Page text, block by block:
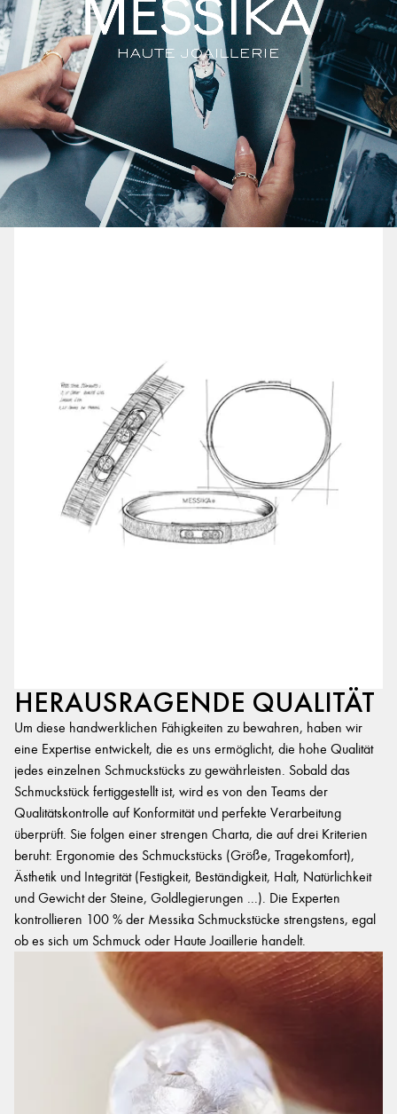
HERAUSRAGENDE QUALITÄT
Um diese handwerklichen Fähigkeiten zu bewahren, haben wir
eine Expertise entwickelt, die es uns ermöglicht, die hohe Qualität
jedes einzelnen Schmuckstücks zu gewährleisten. Sobald das
Schmuckstück fertiggestellt ist, wird es von den Teams der
Qualitätskontrolle auf Konformität und perfekte Verarbeitung
überprüft. Sie folgen einer strengen Charta, die auf drei Kriterien
beruht: Ergonomie des Schmuckstücks (Größe, Tragekomfort),
Ästhetik und Integrität (Festigkeit, Beständigkeit, Halt, Natürlichkeit
und Gewicht der Steine, Goldlegierungen ...). Die Experten
kontrollieren 100 % der Messika Schmuckstücke strengstens, egal
ob es sich um Schmuck oder Haute Joaillerie handelt.